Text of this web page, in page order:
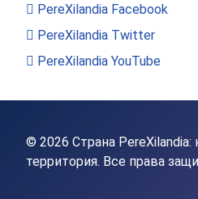
PereXilandia Facebook
PereXilandia Twitter
PereXilandia YouTube
© 2026 Страна PereXilandia:
территория. Все права